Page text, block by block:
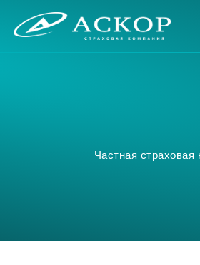
Частная